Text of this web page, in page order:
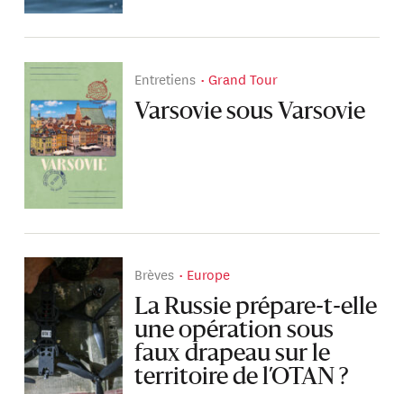
Entretiens Grand Tour
Varsovie sous Varsovie
Brèves Europe
La Russie prépare-t-elle
une opération sous
faux drapeau sur le
territoire de l’OTAN ?